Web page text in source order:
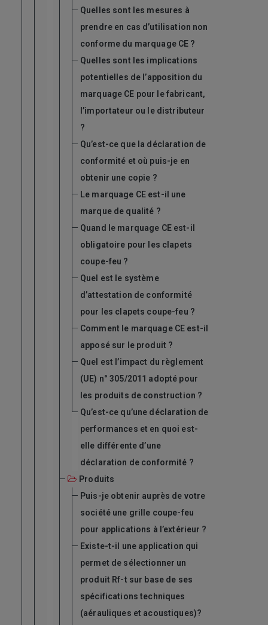
Quelles sont les mesures à
prendre en cas d’utilisation non
conforme du marquage CE ?
Quelles sont les implications
potentielles de l’apposition du
marquage CE pour le fabricant,
l’importateur ou le distributeur
?
Qu’est-ce que la déclaration de
conformité et où puis-je en
obtenir une copie ?
Le marquage CE est-il une
marque de qualité ?
Quand le marquage CE est-il
obligatoire pour les clapets
coupe-feu ?
Quel est le système
d’attestation de conformité
pour les clapets coupe-feu ?
Comment le marquage CE est-il
apposé sur le produit ?
Quel est l’impact du règlement
(UE) n° 305/2011 adopté pour
les produits de construction ?
Qu’est-ce qu’une déclaration de
performances et en quoi est-
elle différente d’une
déclaration de conformité ?
Produits
Puis-je obtenir auprès de votre
société une grille coupe-feu
pour applications à l’extérieur ?
Existe-t-il une application qui
permet de sélectionner un
produit Rf-t sur base de ses
spécifications techniques
(aérauliques et acoustiques)?